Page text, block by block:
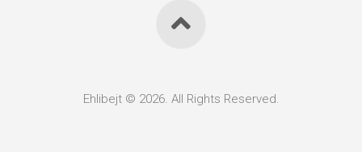
Ehlibejt © 2026. All Rights Reserved.